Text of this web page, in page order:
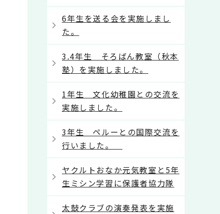
6年生を送る会を実施しまし
た。
3.4年生 そろばん教室（秋本
塾）を実施しました。
1年生 文化幼稚園との交流を
実施しました。
3年生 ペルーとの国際交流を
行いました。
ヤクルトおなか元気教室と5年
生ミシン学習に保護者協力隊
太鼓クラブの演奏発表を実施